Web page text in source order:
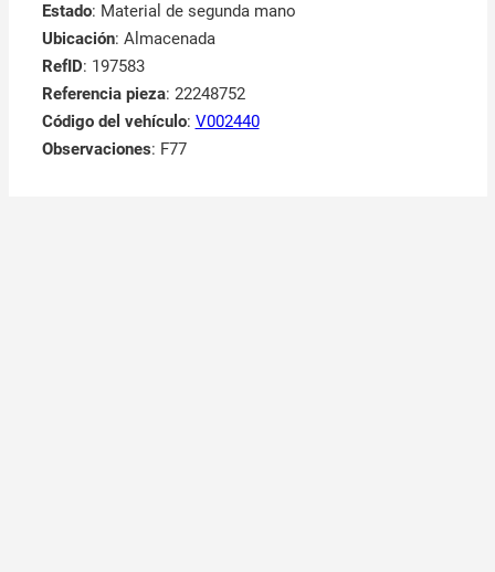
Estado: Material de segunda mano
Ubicación: Almacenada
RefID: 197583
Referencia pieza: 22248752
Código del vehículo: V002440
Observaciones: F77